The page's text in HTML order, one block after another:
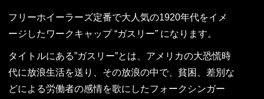
フリーホイーラーズ定番で大人気の1920年代をイメ
ージしたワークキャップ “ガスリー” になります。
タイトルにある”ガスリー”とは、アメリカの大恐慌時
代に放浪生活を送り、その放浪の中で、貧困、差別な
どによる労働者の感情を歌にしたフォークシンガー